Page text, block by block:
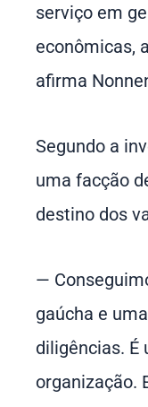
serviço em
econômicas,
afirma
Segundo a
uma facção
destino dos
—
gaúcha e
diligências. É
organização.